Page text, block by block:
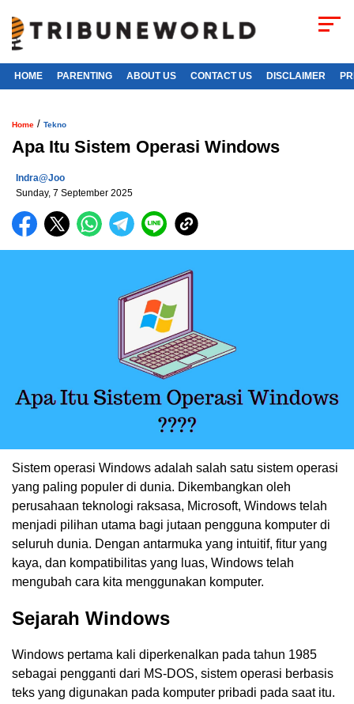
HOME PARENTING ABOUT US CONTACT US DISCLAIMER
Home / Tekno
Apa Itu Sistem Operasi Windows
Indra@joo
Sunday, 7 September 2025
Sistem operasi Windows adalah salah satu sistem operasi
yang paling populer di dunia. Dikembangkan oleh
perusahaan teknologi raksasa, Microsoft, Windows telah
menjadi pilihan utama bagi jutaan pengguna komputer di
seluruh dunia. Dengan antarmuka yang intuitif, fitur yang
kaya, dan kompatibilitas yang luas, Windows telah
mengubah cara kita menggunakan komputer.
Sejarah Windows
Windows pertama kali diperkenalkan pada tahun 1985
sebagai pengganti dari MS-DOS, sistem operasi berbasis
teks yang digunakan pada komputer pribadi pada saat itu.